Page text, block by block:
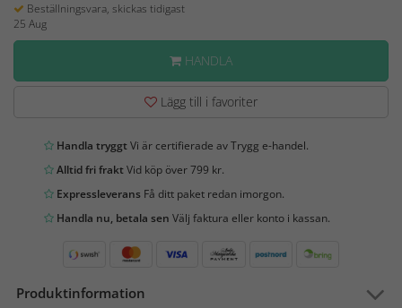
Beställningsvara, skickas tidigast
25 Aug
HANDLA
Lägg till i favoriter
Handla tryggtVi är certifierade av Trygg e-handel.
Alltid fri fraktVid köp över 799 kr.
Expressleverans Få ditt paket redan imorgon.
Handla nu, betala sen Välj faktura eller konto i kassan.
Produktinformation